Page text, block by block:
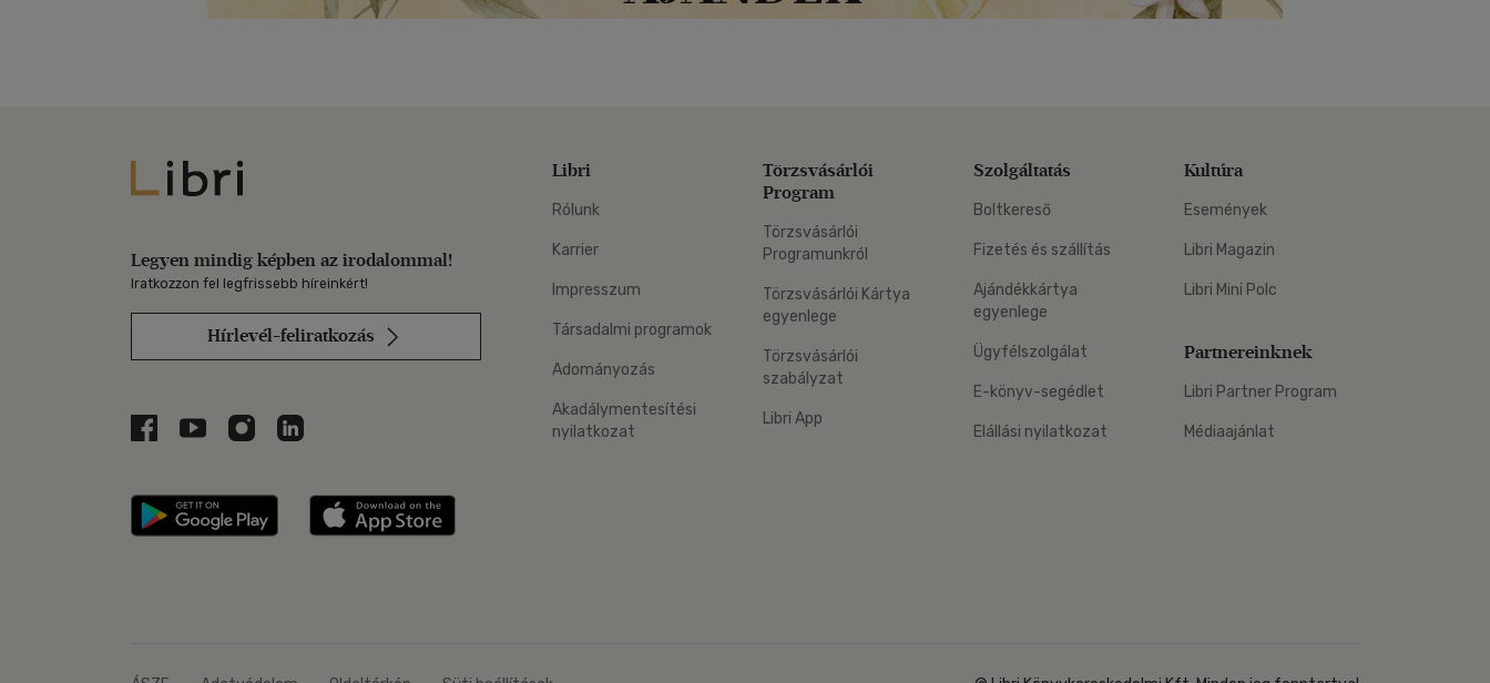
Libri
Legyen mindig képben az irodalommal!
Iratkozzon fel legfrissebb híreinkért!
Hírlevél-feliratkozás
Libri a Facebookon
Libri a Youtube-on
Libri az Instagramon
Libri a LinkedInen
Libri applikáció Szerezd meg: Google Play
Libri
Rólunk
Karrier
Impresszum
Társadalmi programok
Adományozás
Akadálymentesítési
nyilatkozat
Törzsvásárlói
Program
Törzsvásárlói
Programunkról
Törzsvásárlói Kártya
egyenlege
Törzsvásárlói
szabályzat
Libri App
Szolgáltatás
Boltkereső
Fizetés és szállítás
Ajándékkártya
egyenlege
Ügyfélszolgálat
E-könyv-segédlet
Elállási nyilatkozat
Kultúra
Események
Libri Magazin
Libri Mini Polc
Partnereinknek
Libri Partner Program
Médiaajánlat